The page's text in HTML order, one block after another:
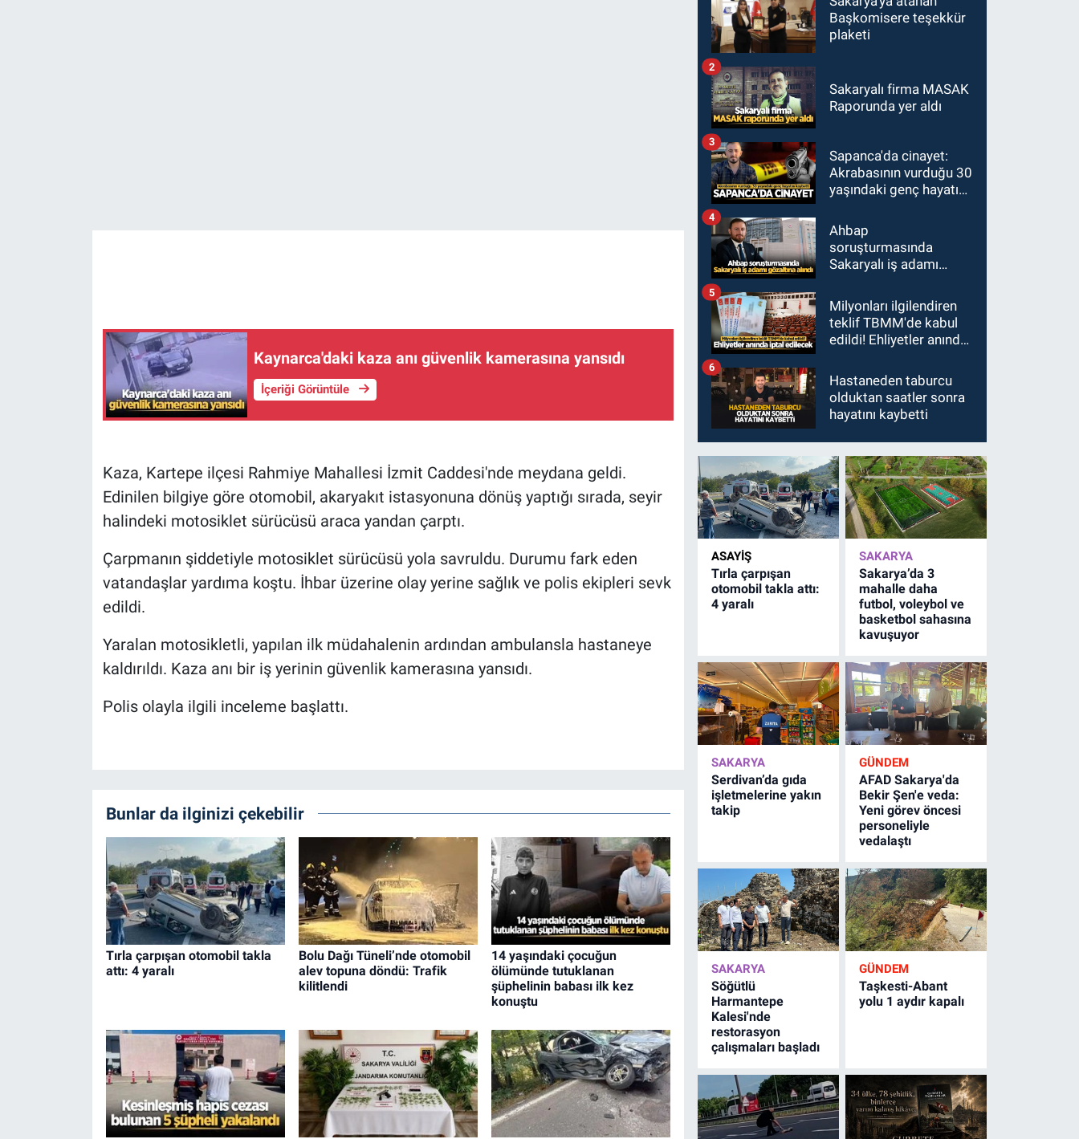
Kaynarca'daki kaza anı güvenlik kamerasına yansıdı
İçeriği Görüntüle
Kaza, Kartepe ilçesi Rahmiye Mahallesi İzmit Caddesi'nde meydana geldi.
Edinilen bilgiye göre otomobil, akaryakıt istasyonuna dönüş yaptığı sırada, seyir
halindeki motosiklet sürücüsü araca yandan çarptı.
Çarpmanın şiddetiyle motosiklet sürücüsü yola savruldu. Durumu fark eden
vatandaşlar yardıma koştu. İhbar üzerine olay yerine sağlık ve polis ekipleri sevk
edildi.
Yaralan motosikletli, yapılan ilk müdahalenin ardından ambulansla hastaneye
kaldırıldı. Kaza anı bir iş yerinin güvenlik kamerasına yansıdı.
Polis olayla ilgili inceleme başlattı.
Bunlar da ilginizi çekebilir
Tırla çarpışan otomobil takla
attı: 4 yaralı
Bolu Dağı Tüneli’nde otomobil
alev topuna döndü: Trafik
kilitlendi
14 yaşındaki çocuğun
ölümünde tutuklanan
şüphelinin babası ilk kez
konuştu
Başkomisere teşekkür
plaketi
Sakaryalı firma MASAK
Raporunda yer aldı
2
Sapanca'da cinayet:
Akrabasının vurduğu 30
yaşındaki genç hayatını
3
Ahbap
soruşturmasında
Sakaryalı iş adamı
4
Milyonları ilgilendiren
teklif TBMM'de kabul
edildi! Ehliyetler anında
5
Hastaneden taburcu
olduktan saatler sonra
hayatını kaybetti
6
ASAYİŞ
Tırla çarpışan
otomobil takla attı:
4 yaralı
SAKARYA
Sakarya’da 3
mahalle daha
futbol, voleybol ve
basketbol sahasına
kavuşuyor
SAKARYA
Serdivan’da gıda
işletmelerine yakın
takip
GÜNDEM
AFAD Sakarya'da
Bekir Şen'e veda:
Yeni görev öncesi
personeliyle
vedalaştı
SAKARYA
Söğütlü
Harmantepe
Kalesi'nde
restorasyon
çalışmaları başladı
GÜNDEM
Taşkesti-Abant
yolu 1 aydır kapalı